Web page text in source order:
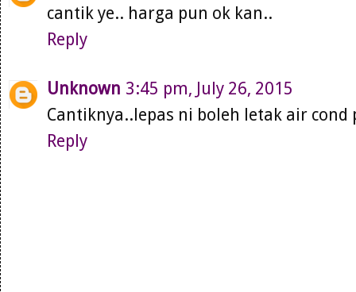
cantik ye.. harga pun ok kan..
Reply
Unknown 3:45 pm, July 26, 2015
Cantiknya..lepas ni boleh letak air cond
Reply